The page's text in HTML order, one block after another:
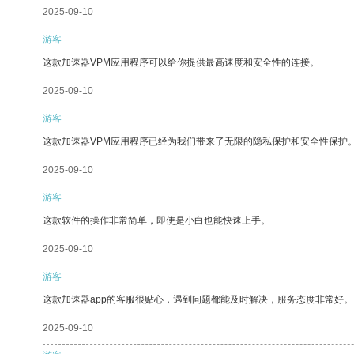
2025-09-10
游客
这款加速器VPM应用程序可以给你提供最高速度和安全性的连接。
2025-09-10
游客
这款加速器VPM应用程序已经为我们带来了无限的隐私保护和安全性保护
2025-09-10
游客
这款软件的操作非常简单，即使是小白也能快速上手。
2025-09-10
游客
这款加速器app的客服很贴心，遇到问题都能及时解决，服务态度非常好。
2025-09-10